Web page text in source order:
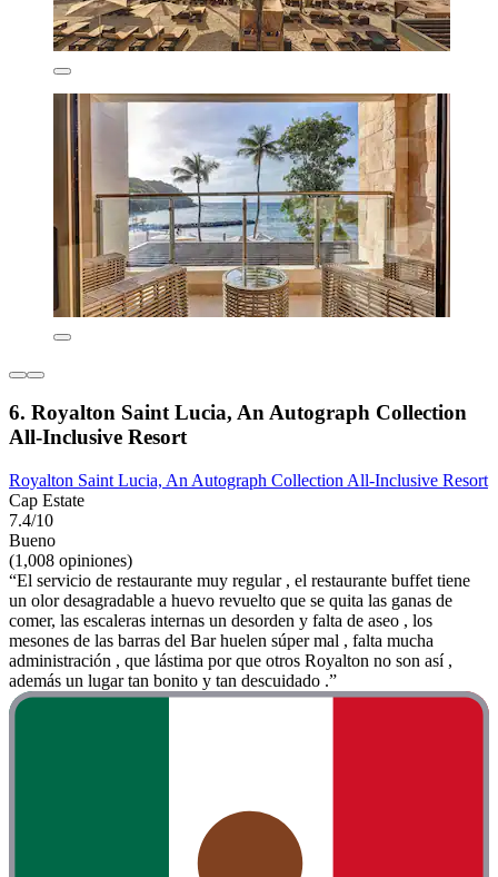
6. Royalton Saint Lucia, An Autograph Collection
All-Inclusive Resort
Royalton Saint Lucia, An Autograph Collection All-Inclusive Resort
Cap Estate
7.4/10
Bueno
(1,008 opiniones)
“El servicio de restaurante muy regular , el restaurante buffet tiene
un olor desagradable a huevo revuelto que se quita las ganas de
comer, las escaleras internas un desorden y falta de aseo , los
mesones de las barras del Bar huelen súper mal , falta mucha
administración , que lástima por que otros Royalton no son así ,
además un lugar tan bonito y tan descuidado .”